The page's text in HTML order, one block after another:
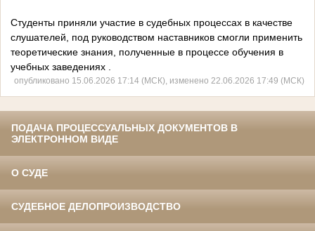
Студенты приняли участие в судебных процессах в качестве
слушателей, под руководством наставников смогли применить
теоретические знания, полученные в процессе обучения в
учебных заведениях .
опубликовано 15.06.2026 17:14 (МСК), изменено 22.06.2026 17:49 (МСК)
ПОДАЧА ПРОЦЕССУАЛЬНЫХ ДОКУМЕНТОВ В
ЭЛЕКТРОННОМ ВИДЕ
О СУДЕ
СУДЕБНОЕ ДЕЛОПРОИЗВОДСТВО